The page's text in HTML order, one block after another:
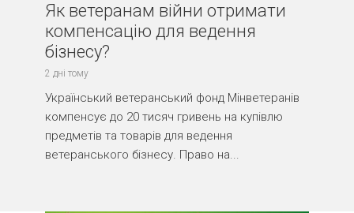
Як ветеранам війни отримати
компенсацію для ведення
бізнесу?
2 дні тому
Український ветеранський фонд Мінветеранів
компенсує до 20 тисяч гривень на купівлю
предметів та товарів для ведення
ветеранського бізнесу. Право на...